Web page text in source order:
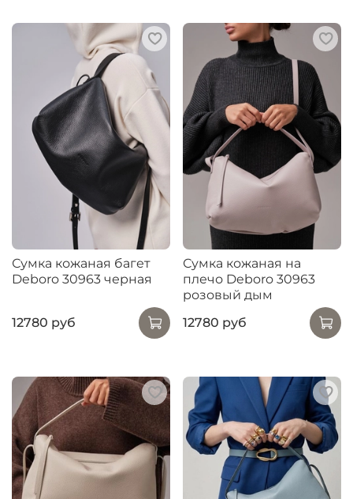
Сумка кожаная багет
Deboro 30963 черная
12780 руб
Сумка кожаная на
плечо Deboro 30963
розовый дым
12780 руб